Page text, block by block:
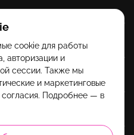
cookie для работы
авторизации и
сессии. Также мы
и маркетинговые
Подробнее — в